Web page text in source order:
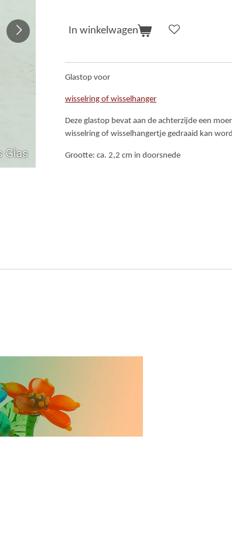
In winkelwagen
Glastop voor
wisselring of wisselhanger
Deze glastop bevat aan de achterzijde een
wisselring of wisselhangertje gedraaid kan
Grootte: ca. 2,2 cm in doorsnede